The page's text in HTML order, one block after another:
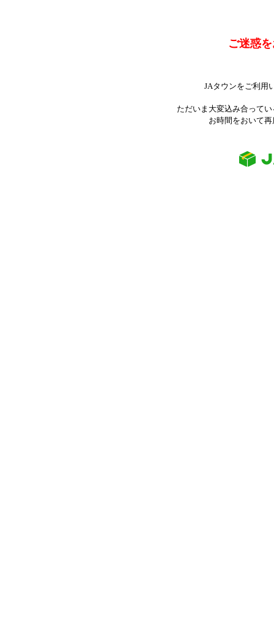
ご迷惑
JAタウンをご利用
ただいま大変込み合って
お時間をおいて